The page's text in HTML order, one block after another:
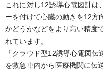
これに対し12誘導心電図計は
ーを付けて心臓の動きを12方
かどうかなどをより高い精度
れています。
「クラウド型12誘導心電図
を救急車内から医療機関に伝